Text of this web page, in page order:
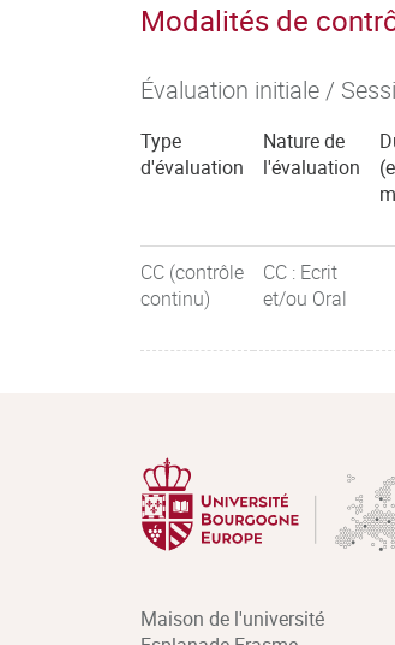
Modalités de
Évaluation initiale /
Type
d'évaluation
Nature de
l'évaluation
CC (contrôle
continu)
CC : Ecrit
et/ou Oral
Maison de l'université